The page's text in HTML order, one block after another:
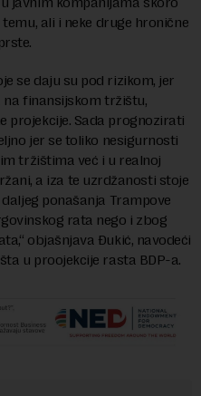
ali i neke druge hronične
se daju su pod rizikom, jer
na finansijskom tržištu,
projekcije. Sada prognozirati
jer se toliko nesigurnosti
tržištima već i u realnoj
a iza te uzrdžanosti stoje
ponašanja Trampove
rata nego i zbog
objašnjava Đukić, navodeći
u proojekcije rasta BDP-a.